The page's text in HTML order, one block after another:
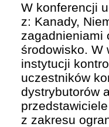
W konferencji
z: Kanady,
zagadnieniami
środowisko. W
instytucji
uczestników
dystrybutorów
z zakresu